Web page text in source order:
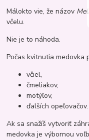
Málokto vie, že názov
včelu.
Nie je to náhoda.
Počas kvitnutia medovka
včiel,
čmeliakov,
motýľov,
ďalších opeľovačov.
Ak sa snažíš vytvoriť
medovka je výbornou